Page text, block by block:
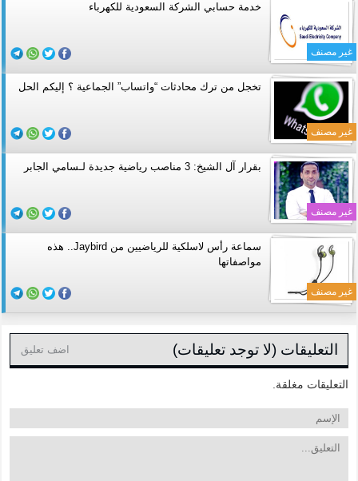
غير مصنف
خدمة حسابي الشركة السعودية للكهرباء
غير مصنف
تخجل من ترك محادثات “واتساب” الجماعية ؟ إليكم الحل
غير مصنف
بقرار آل الشيخ: 3 مناصب رياضية جديدة لـسامي الجابر
غير مصنف
سماعة رأس لاسلكية للرياضيين من Jaybird.. هذه
مواصفاتها
التعليقات (لا توجد تعليقات) اضف تعليق
التعليقات مغلقة.